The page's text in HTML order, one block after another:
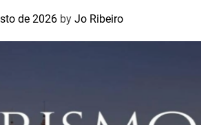
de 2026 by Jo Ribeiro